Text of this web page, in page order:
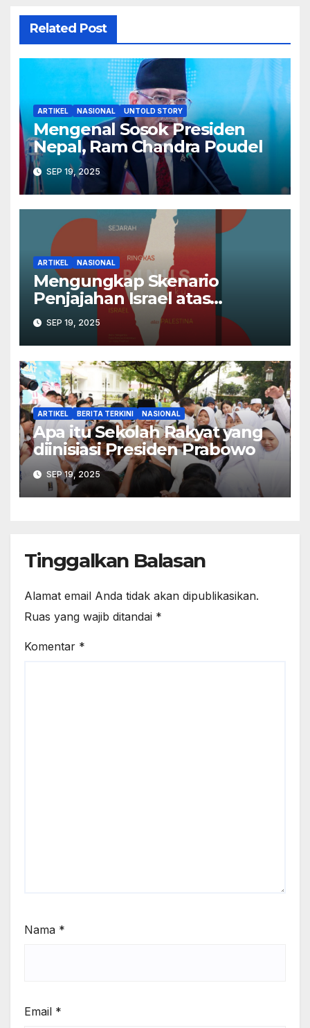
Related Post
ARTIKEL NASIONAL UNTOLD STORY
Mengenal Sosok Presiden
Nepal, Ram Chandra Poudel
SEP 19, 2025
ARTIKEL NASIONAL
Mengungkap Skenario
Penjajahan Israel atas
Palestina dalam Buku Ilan
Pappé
SEP 19, 2025
ARTIKEL BERITA TERKINI NASIONAL
Apa itu Sekolah Rakyat yang
diinisiasi Presiden Prabowo
SEP 19, 2025
Tinggalkan Balasan
Alamat email Anda tidak akan dipublikasikan.
Ruas yang wajib ditandai *
Komentar *
Nama *
Email *